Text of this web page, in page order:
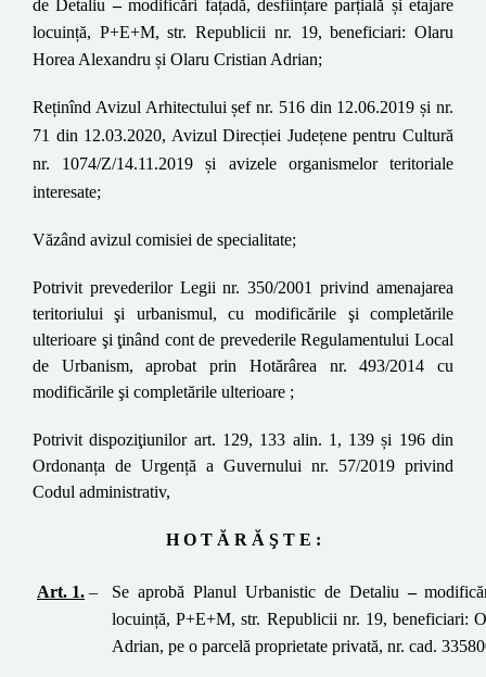
de Detaliu –modificări fațadă, desființare parțială și etajare
locuință, P+E+M,str. Republicii nr. 19, beneficiari:Olaru
Horea Alexandru și Olaru Cristian Adrian;
Reținînd Avizul Arhitectului șef nr. 516 din 12.06.2019 și nr.
71 din 12.03.2020, Avizul Direcției Județene pentru Cultură
nr. 1074/Z/14.11.2019 și avizele organismelor teritoriale
interesate;
Văzând avizul comisiei de specialitate;
Potrivit prevederilor Legii nr. 350/2001 privind amenajarea
teritoriului şi urbanismul, cu modificările şi completările
ulterioare şi ţinând cont de prevederileRegulamentului Local
de Urbanism, aprobat prin Hotărârea nr. 493/2014 cu
modificările şi completările ulterioare ;
Potrivit dispoziţiunilor art. 129, 133 alin. 1, 139 și 196 din
Ordonanța de Urgență a Guvernului nr. 57/2019 privind
Codul administrativ,
H O T Ă R Ă Ş T E :
Art. 1. – Se aprobă Planul Urbanistic de Detaliu –
locuință, P+E+M,str. Republicii nr. 19, beneficiari:
Adrian, pe o parcelă proprietate privată, nr. cad.